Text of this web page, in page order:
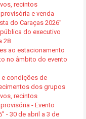
recintos
e venda
do Caraças 2026”
do executivo
28
ao estacionamento
no âmbito do evento
e condições de
dos grupos
recintos
- Evento
- 30 de abril a 3 de